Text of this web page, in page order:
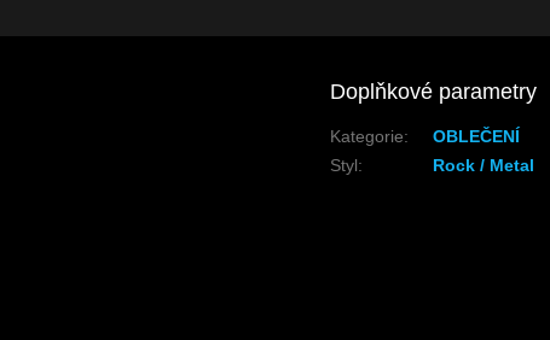
Doplňkové parametry
Kategorie:
OBLEČENÍ
Styl: Rock / Metal